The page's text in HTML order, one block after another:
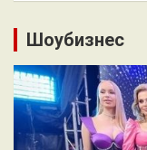
Шоубизнес